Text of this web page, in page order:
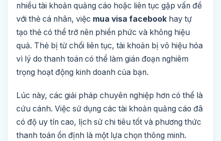
nhiều tài khoản quảng cáo hoặc liên tục gặp vấn đề
với thẻ cá nhân, việc mua visa facebook hay tự
tạo thẻ có thể trở nên phiền phức và không hiệu
quả. Thẻ bị từ chối liên tục, tài khoản bị vô hiệu hóa
vì lý do thanh toán có thể làm gián đoạn nghiêm
trọng hoạt động kinh doanh của bạn.
Lúc này, các giải pháp chuyên nghiệp hơn có thể là
cứu cánh. Việc sử dụng các tài khoản quảng cáo đã
có độ uy tín cao, lịch sử chi tiêu tốt và phương thức
thanh toán ổn định là một lựa chọn thông minh.